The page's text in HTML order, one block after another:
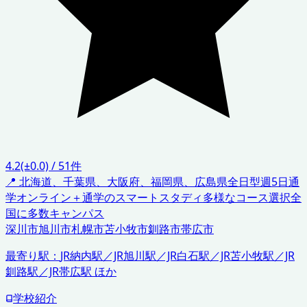
4.2(±0.0)/ 51件
📍 北海道、千葉県、大阪府、福岡県、広島県全日型週5日通
学オンライン＋通学のスマートスタディ多様なコース選択全
国に多数キャンパス
深川市旭川市札幌市苫小牧市釧路市帯広市
最寄り駅： JR納内駅／JR旭川駅／JR白石駅／JR苫小牧駅／JR
釧路駅／JR帯広駅 ほか
学校紹介